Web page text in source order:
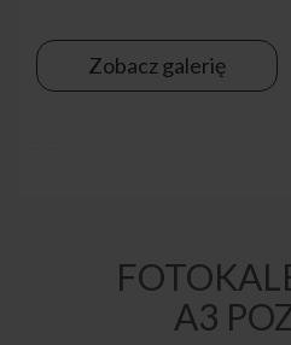
Zobacz galerię
A3